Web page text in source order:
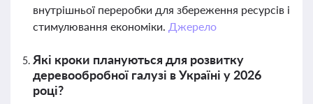
внутрішньої переробки для збереження ресурсів і
стимулювання економіки. Джерело
Які кроки плануються для розвитку
деревообробної галузі в Україні у 2026
році?